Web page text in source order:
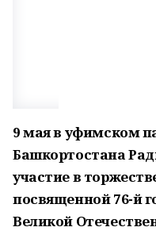
9 мая в уфимском
Башкортостана
участие в
посвященной 76-й
Великой